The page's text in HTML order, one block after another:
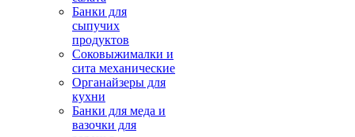
Банки для
сыпучих
продуктов
Соковыжималки и
сита механические
Органайзеры для
кухни
Банки для меда и
вазочки для